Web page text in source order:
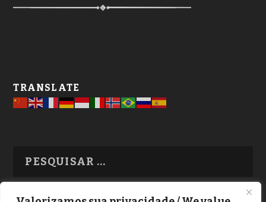
TRANSLATE